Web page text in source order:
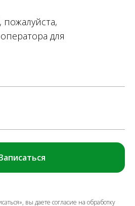
для
вы даете согласие на обработку